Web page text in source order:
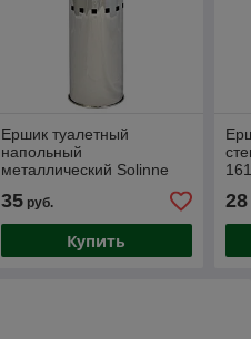
Ершик туалетный
напольный
металлический Solinne
35руб.
Купить
28